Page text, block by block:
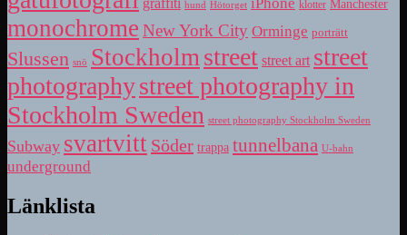
graffiti hund Hötorget klotter Manchester
monochrome New York City Orminge porträtt
Slussen snö Stockholmstreet street art street
photographystreet photography in
Stockholm Sweden street photography Stockholm Sweden
Subway svartvitt Söder trappa tunnelbana U-bahn
underground
Länklista